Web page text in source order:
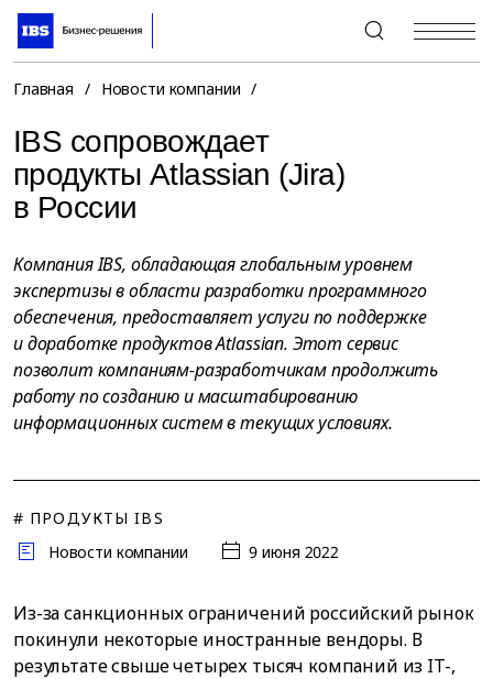
+7 (495) 967-80-80
Главная / Новости компании /
IBS сопровождает
продукты Atlassian (Jira)
в России
Компания IBS, обладающая глобальным уровнем
экспертизы в области разработки программного
обеспечения, предоставляет услуги по поддержке
и доработке продуктов Atlassian. Этот сервис
позволит компаниям-разработчикам продолжить
работу по созданию и масштабированию
информационных систем в текущих условиях.
# ПРОДУКТЫ IBS
Новости компании
9 июня 2022
Из-за санкционных ограничений российский рынок
покинули некоторые иностранные вендоры. В
результате свыше четырех тысяч компаний из IT-,